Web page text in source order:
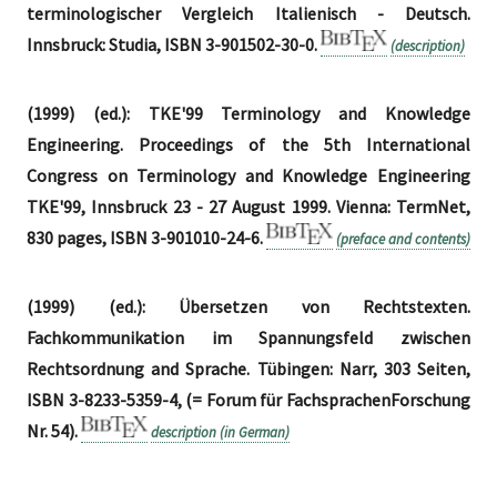
terminologischer Vergleich Italienisch - Deutsch.
Innsbruck: Studia, ISBN 3-901502-30-0.
(description)
(1999) (ed.): TKE'99 Terminology and Knowledge
Engineering. Proceedings of the 5th International
Congress on Terminology and Knowledge Engineering
TKE'99, Innsbruck 23 - 27 August 1999. Vienna: TermNet,
830 pages, ISBN 3-901010-24-6.
(preface and contents)
(1999) (ed.): Übersetzen von Rechtstexten.
Fachkommunikation im Spannungsfeld zwischen
Rechtsordnung and Sprache. Tübingen: Narr, 303 Seiten,
ISBN 3-8233-5359-4, (= Forum für FachsprachenForschung
Nr. 54).
description (in German)